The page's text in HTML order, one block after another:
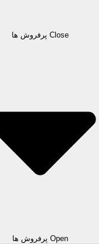
Close پرفروش ها
Open پرفروش ها